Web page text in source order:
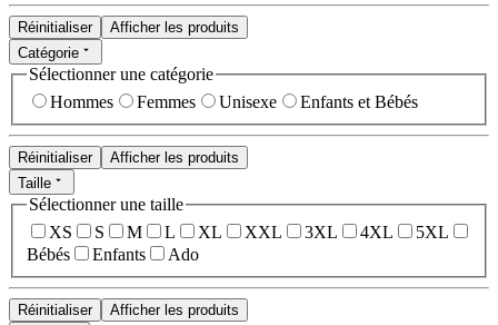
Réinitialiser
Afficher les produits
Catégorie
Sélectionner une catégorie
Hommes
Femmes Unisexe Enfants et Bébés
Réinitialiser
Afficher les produits
Taille
Sélectionner une taille
XS
S M L XL XXL 3XL 4XL
5XL
Bébés
Enfants Ado
Réinitialiser
Afficher les produits